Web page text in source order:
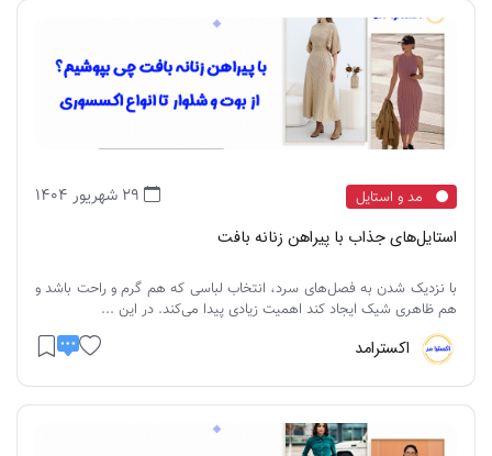
مد و استایل
استایل‌های جذاب با پیراهن زنانه بافت
با نزدیک شدن به فصل‌های سرد، انتخاب لباسی که هم گرم و راحت باشد و
هم ظاهری شیک ایجاد کند اهمیت زیادی پیدا می‌کند. در این ...
اکسترامد